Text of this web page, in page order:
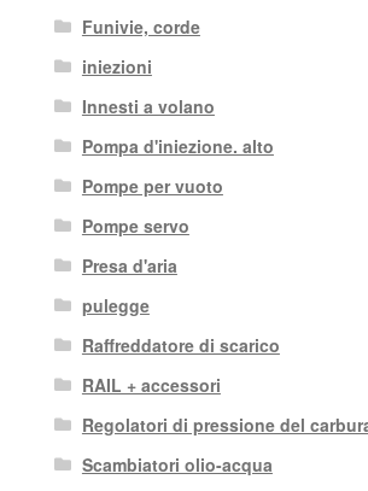
Funivie, corde
iniezioni
Innesti a volano
Pompa d'iniezione. alto
Pompe per vuoto
Pompe servo
Presa d'aria
pulegge
Raffreddatore di scarico
RAIL + accessori
Regolatori di pressione del
Scambiatori olio-acqua